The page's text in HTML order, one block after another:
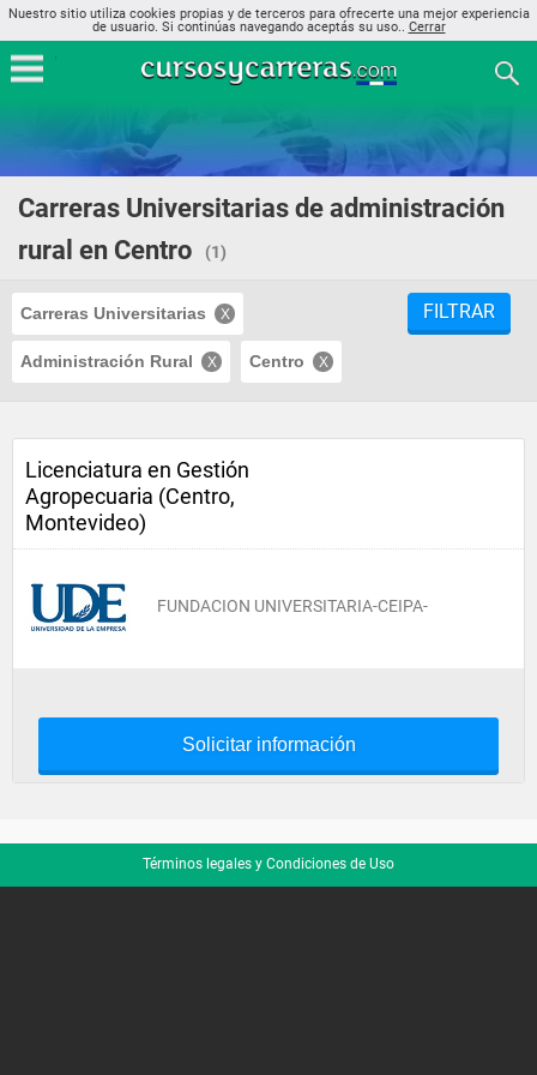
Nuestro sitio utiliza cookies propias y de terceros para ofrecerte una mejor experiencia
de usuario. Si continúas navegando aceptás su uso.. Cerrar
Carreras Universitarias de administración
rural en Centro
(1)
Carreras Universitarias
Administración Rural Centro
FILTRAR
Licenciatura en Gestión
Agropecuaria (Centro,
Montevideo)
FUNDACION UNIVERSITARIA-CEIPA-
Solicitar información
Términos legales y Condiciones de Uso